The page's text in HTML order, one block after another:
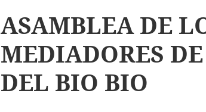
ASAMBLEA DE
MEDIADORES
DEL BIO BIO